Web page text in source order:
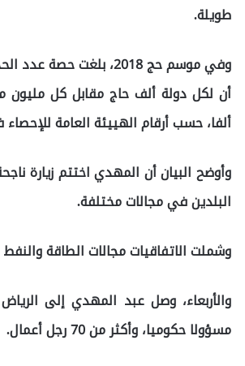
طويلة.
ألفا، حسب أرقام الهييئة العامة للإحصاء في
وأوضح البيان أن المهدي اختتم زيارة
البلدين في مجالات مختلفة.
وشملت الاتفاقيات مجالات الطاقة والنفط
مسؤولا حكوميا، وأكثر من 70 رجل أعمال.